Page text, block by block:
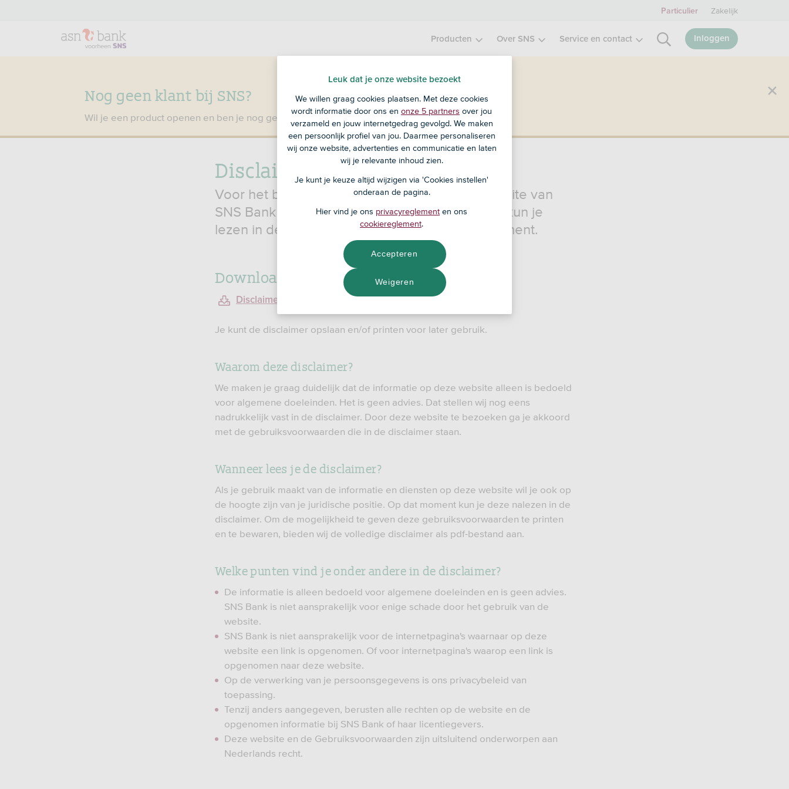
Nog geen klant bij SNS?
Wil je een product openen en ben je nog geen klant bij SNS? Ga dan naar ASN Bank .
Producten Over SNS Service en contact Inloggen
Particulier Zakelijk
Disclaimer
Voor het bezoek aan en gebruik van deze website van
SNS Bank gelden gebruiksvoorwaarden. Deze kun je
lezen in de disclaimer in onderstaand pdf-document.
Download de disclaimer
Disclaimer SNS Bank (pdf)
Je kunt de disclaimer opslaan en/of printen voor later gebruik.
Waarom deze disclaimer?
We maken je graag duidelijk dat de informatie op deze website alleen is bedoeld
voor algemene doeleinden. Het is geen advies. Dat stellen wij nog eens
nadrukkelijk vast in de disclaimer. Door deze website te bezoeken ga je akkoord
met de gebruiksvoorwaarden die in de disclaimer staan.
Wanneer lees je de disclaimer?
Als je gebruik maakt van de informatie en diensten op deze website wil je ook op
de hoogte zijn van je juridische positie. Op dat moment kun je deze nalezen in de
disclaimer. Om de mogelijkheid te geven deze gebruiksvoorwaarden te printen
en te bewaren, bieden wij de volledige disclaimer als pdf-bestand aan.
Welke punten vind je onder andere in de disclaimer?
De informatie is alleen bedoeld voor algemene doeleinden en is geen advies.
SNS Bank is niet aansprakelijk voor enige schade door het gebruik van de
website.
SNS Bank is niet aansprakelijk voor de internetpagina's waarnaar op deze
website een link is opgenomen. Of voor internetpagina's waarop een link is
opgenomen naar deze website.
Op de verwerking van je persoonsgegevens is ons privacybeleid van
toepassing.
Tenzij anders aangegeven, berusten alle rechten op de website en de
opgenomen informatie bij SNS Bank of haar licentiegevers.
Deze website en de Gebruiksvoorwaarden zijn uitsluitend onderworpen aan
Nederlands recht.
Leuk dat je onze website bezoekt
We willen graag cookies plaatsen. Met deze cookies
wordt informatie door ons en onze 5 partners over jou
verzameld en jouw internetgedrag gevolgd. We maken
een persoonlijk profiel van jou. Daarmee personaliseren
wij onze website, advertenties en communicatie en laten
wij je relevante inhoud zien.
Je kunt je keuze altijd wijzigen via 'Cookies instellen'
onderaan de pagina.
Hier vind je ons privacyreglement en ons
cookiereglement.
Weigeren
Accepteren